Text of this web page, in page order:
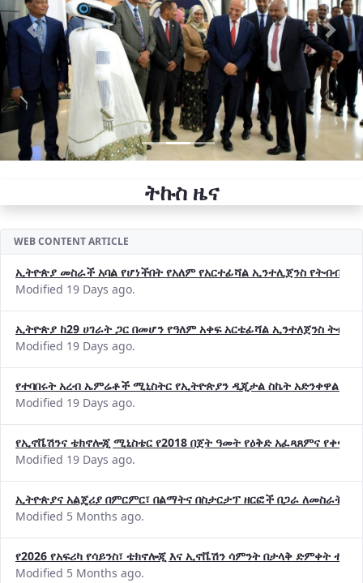
Previous Next
ኢትዮጵያ መስራች አባል የሆነችበት የአለም የአርተፊሻል ኢንተሊጀንስ የትብብር
Modified 19 Days ago.
ኢትዮጵያ ከ29 ሀገራት ጋር በመሆን የዓለም አቀፍ አርቴፊሻል ኢንተለጀንስ
Modified 19 Days ago.
የተባበሩት አረብ ኤምሬቶች ሚኒስትር የኢትዮጵያን ዲጂታል ስኬት አድንቀዋል
Modified 19 Days ago.
የኢኖቬሽንና ቴክኖሎጂ ሚኒስቴር የ2018 በጀት ዓመት የዕቅድ አፈጻጸምና
Modified 19 Days ago.
ኢትዮጵያና አልጄሪያ በምርምር፣ በልማትና በስታርታፕ ዘርፎች በጋራ ለመስራት
Modified 5 Months ago.
የ2026 የአፍሪካ የሳይንስ፣ ቴክኖሎጂ እና ኢኖቬሽን ሳምንት በታላቅ ድምቀት
Modified 5 Months ago.